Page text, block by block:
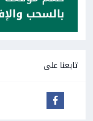
تابعنا على